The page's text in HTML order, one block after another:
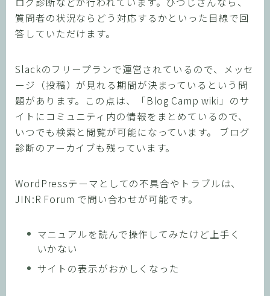
質問者の状況ならどう対応するかといった目線で回
答していただけます。
Slackのフリープランで運営されているので、メッセ
ージ（投稿）が見れる期間が決まっているという問
題があります。この点は、「Blog Camp wiki」のサ
イトにコミュニティ内の情報をまとめているので、
いつでも検索と閲覧が可能になっています。 ブログ
診断のアーカイブも残っています。
WordPressテーマとしての不具合やトラブルは、
JIN:R Forum で問い合わせが可能です。
マニュアルを読んで操作してみたけど上手く
いかない
サイトの表示がおかしくなった